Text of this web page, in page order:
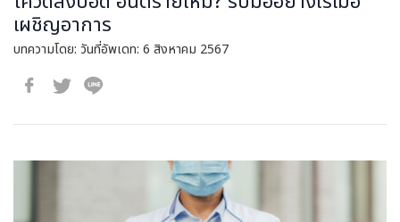
เผชิญอาการ
บทความโดย: วันที่อัพเดท: 6 สิงหาคม 2567